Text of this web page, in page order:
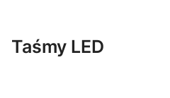
Taśmy LED